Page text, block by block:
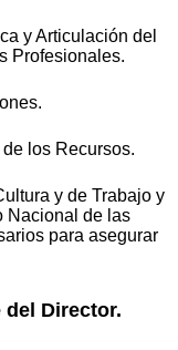
y Articulación del
Profesionales.
los Recursos.
y de Trabajo y
Nacional de las
para asegurar
Director.